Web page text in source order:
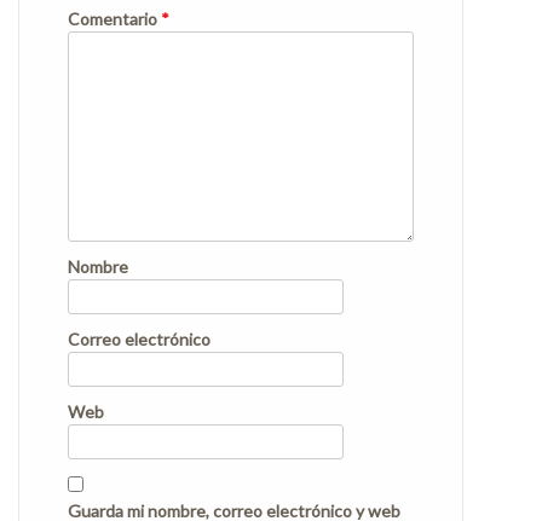
Comentario *
Nombre
Correo electrónico
Web
Guarda mi nombre, correo electrónico y web